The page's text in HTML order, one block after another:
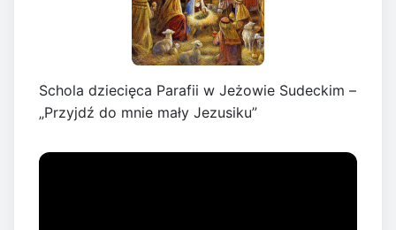
Schola dziecięca Parafii w Jeżowie Sudeckim –
„Przyjdź do mnie mały Jezusiku”